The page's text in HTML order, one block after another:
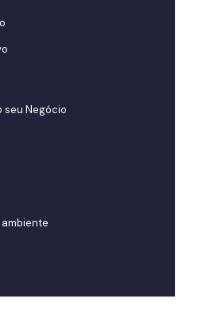
seu Negócio